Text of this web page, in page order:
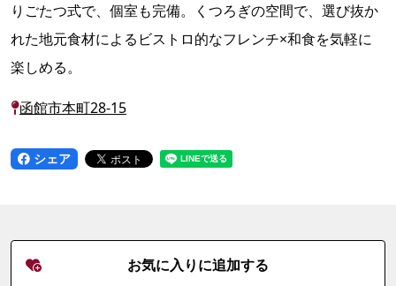
りごたつ式で、個室も完備。くつろぎの空間で、選び抜か
れた地元食材によるビストロ的なフレンチ×和食を気軽に
楽しめる。
函館市本町28-15
シェア
お気に入りに追加する